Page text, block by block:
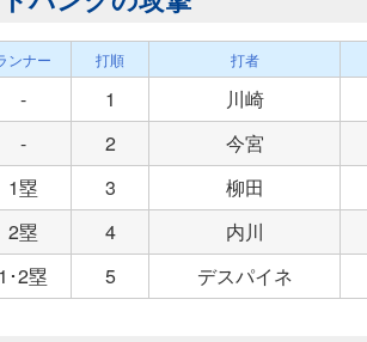
ンナー 打順 打者
- 1
川崎
- 2
今宮
1塁 3
柳田
2塁 4
内川
1･2塁 5 デスパイネ